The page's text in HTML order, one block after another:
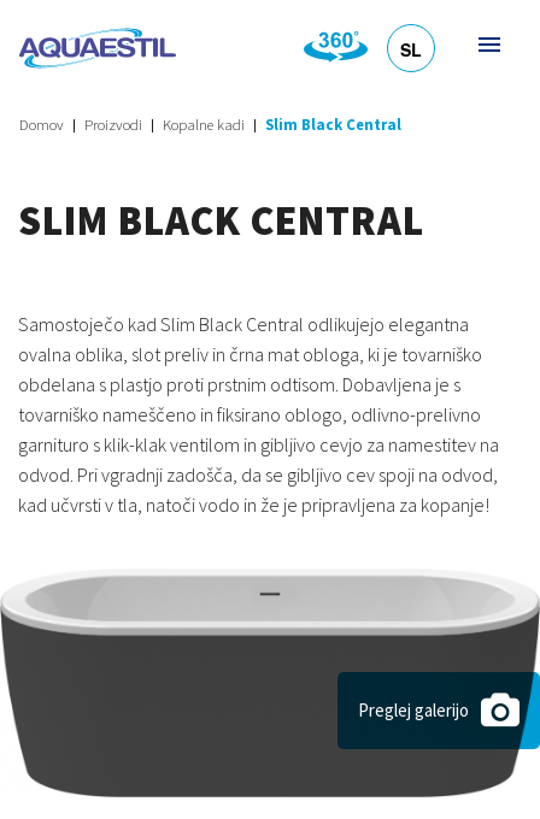
SL
Domov Proizvodi Kopalne kadi Slim Black Central
SLIM BLACK CENTRAL
Samostoječo kad Slim Black Central odlikujejo elegantna
ovalna oblika, slot preliv in črna mat obloga, ki je tovarniško
obdelana s plastjo proti prstnim odtisom. Dobavljena je s
tovarniško nameščeno in fiksirano oblogo, odlivno-prelivno
garnituro s klik-klak ventilom in gibljivo cevjo za namestitev na
odvod. Pri vgradnji zadošča, da se gibljivo cev spoji na odvod,
kad učvrsti v tla, natoči vodo in že je pripravljena za kopanje!
Preglej galerijo